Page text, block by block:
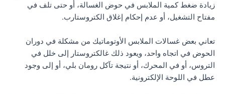
زيادة ضغط كمية الملابس في حوض الغسالة، أو حتى تلف في
مفتاح التشغيل، أو عدم إحكام إغلاق الكتروستارب.
تعاني بعض غسالات الملابس الأوتوماتيك من مشكلة في دوران
الحوض في اتجاه واحد، ويعود ذلك غالكتروستار إلى خلل في
التروس، أو في المحرك، أو نتيجة تآكل رومان بلي، أو إلى وجود
عطل في اللوحة الإلكترونية.